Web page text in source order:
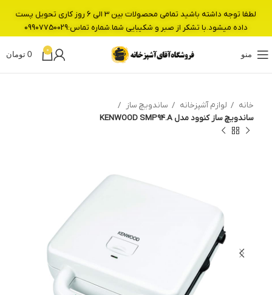
منو
0
0 تومان
خانه لوازم آشپزخانه
ساندویچ ساز
ساندویچ ساز کنوود مدل KENWOOD SMP94.A
لطفا توجه داشته باشید تمامی محصولات بین 3 الی 6 روز کاری تحویل پست
داده میشود.با تشکر از صبر و شکیبایی شما.شماره تماس:09907750029